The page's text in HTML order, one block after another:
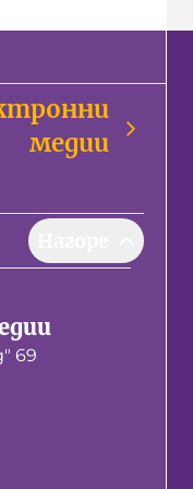
медии
69